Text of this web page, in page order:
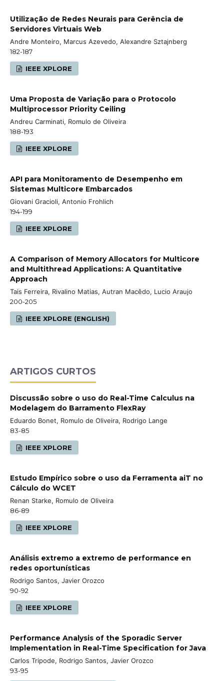
Utilização de Redes Neurais para Gerência de
Servidores Virtuais Web
Andre Monteiro, Marcus Azevedo, Alexandre Sztajnberg
182-187
IEEE XPLORE
Uma Proposta de Variação para o Protocolo
Multiprocessor Priority Ceiling
Andreu Carminati, Romulo de Oliveira
188-193
IEEE XPLORE
API para Monitoramento de Desempenho em
Sistemas Multicore Embarcados
Giovani Gracioli, Antonio Frohlich
194-199
IEEE XPLORE
A Comparison of Memory Allocators for Multicore
and Multithread Applications: A Quantitative
Approach
Tais Ferreira, Rivalino Matias, Autran Macêdo, Lucio Araujo
200-205
IEEE XPLORE (ENGLISH)
ARTIGOS CURTOS
Discussão sobre o uso do Real-Time Calculus na
Modelagem do Barramento FlexRay
Eduardo Bonet, Romulo de Oliveira, Rodrigo Lange
83-85
IEEE XPLORE
Estudo Empírico sobre o uso da Ferramenta aiT no
Cálculo do WCET
Renan Starke, Romulo de Oliveira
86-89
IEEE XPLORE
Análisis extremo a extremo de performance en
redes oportunísticas
Rodrigo Santos, Javier Orozco
90-92
IEEE XPLORE
Performance Analysis of the Sporadic Server
Implementation in Real-Time Specification for Java
Carlos Tripode, Rodrigo Santos, Javier Orozco
93-95